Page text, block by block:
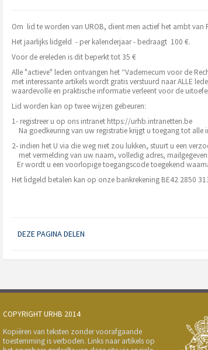
Om lid te worden van UROB, dient men actief het ambt van
Het jaarlijks lidgeld - per kalenderjaar - bedraagt 100 €.
Voor de ereleden is dit beperkt tot 35 €
Alle "actieve" leden ontvangen het “Vademecum voor de
met interessante artikels wordt gratis verstuurd naar ALLE
waardevolle en praktische informatie verleent voor de
Lid worden kan op twee wijzen gebeuren:
1- registreer u op ons intranet https://urhb.intranetten.be
Na goedkeuring van uw registratie krijgt u toegang tot alle
2- indien het U via die weg niet zou lukken, stuurt u een
met vermelding van uw naam, volledig adres,
Er wordt u een voorlopige toegangscode toegekend
Het lidgeld betalen kan op onze bankrekening BE42 2850
DEZE PAGINA DELEN
COPYRIGHT URHB 2014
Kopiëren van teksten zonder voorafgaande
toestemming is verboden. Links naar artikels op